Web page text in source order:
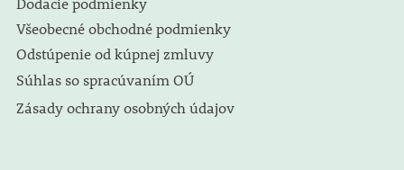
Všeobecné obchodné podmienky
Odstúpenie od kúpnej zmluvy
Súhlas so spracúvaním OÚ
Zásady ochrany osobných údajov